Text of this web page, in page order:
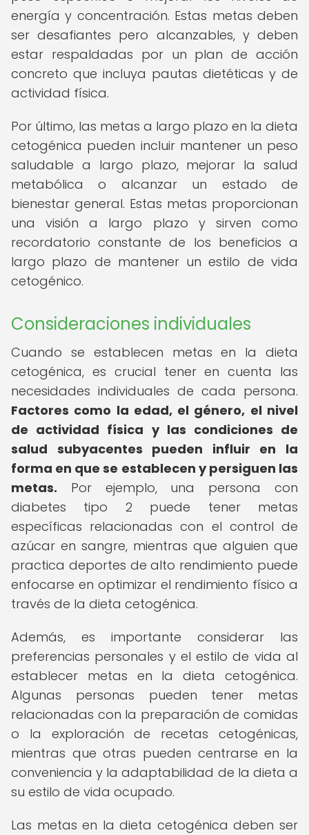
energía y concentración. Estas metas deben
ser desafiantes pero alcanzables, y deben
estar respaldadas por un plan de acción
concreto que incluya pautas dietéticas y de
actividad física.
Por último, las metas a largo plazo en la dieta
cetogénica pueden incluir mantener un peso
saludable a largo plazo, mejorar la salud
metabólica o alcanzar un estado de
bienestar general. Estas metas proporcionan
una visión a largo plazo y sirven como
recordatorio constante de los beneficios a
largo plazo de mantener un estilo de vida
cetogénico.
Consideraciones individuales
Cuando se establecen metas en la dieta
cetogénica, es crucial tener en cuenta las
necesidades individuales de cada persona.
Factores como la edad, el género, el nivel
de actividad física y las condiciones de
salud subyacentes pueden influir en la
forma en que se establecen y persiguen las
metas. Por ejemplo, una persona con
diabetes tipo 2 puede tener metas
específicas relacionadas con el control de
azúcar en sangre, mientras que alguien que
practica deportes de alto rendimiento puede
enfocarse en optimizar el rendimiento físico a
través de la dieta cetogénica.
Además, es importante considerar las
preferencias personales y el estilo de vida al
establecer metas en la dieta cetogénica.
Algunas personas pueden tener metas
relacionadas con la preparación de comidas
o la exploración de recetas cetogénicas,
mientras que otras pueden centrarse en la
conveniencia y la adaptabilidad de la dieta a
su estilo de vida ocupado.
Las metas en la dieta cetogénica deben ser